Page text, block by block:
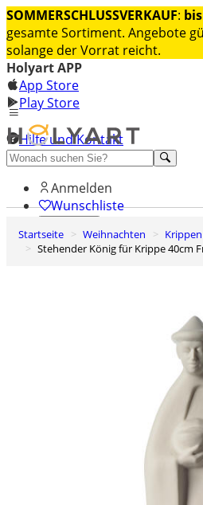
SOMMERSCHLUSSVERKAUF:
gesamte Sortiment. Angebote
solange der Vorrat reicht.
Holyart APP
App Store
Play Store
Hilfe und Kontakt
Entdecken Sie Premium
Anmelden
Wunschliste
0
Warenkorb
Startseite Weihnachten Krippen
Stehender König für Krippe 40cm